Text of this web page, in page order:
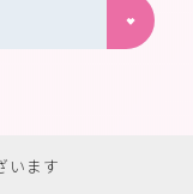
います